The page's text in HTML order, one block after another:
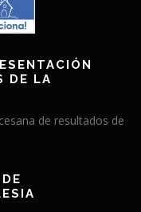
DE LA
de resultados de